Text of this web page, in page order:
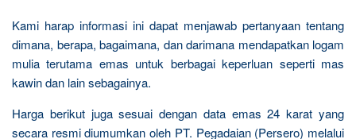
Kami harap informasi ini dapat menjawab pertanyaan tentang
dimana, berapa, bagaimana, dan darimana mendapatkan logam
mulia terutama emas untuk berbagai keperluan seperti mas
kawin dan lain sebagainya.
Harga berikut juga sesuai dengan data emas 24 karat yang
secara resmi diumumkan oleh PT. Pegadaian (Persero) melalui